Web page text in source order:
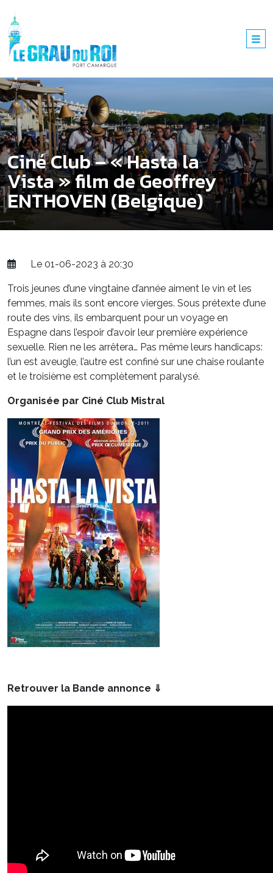
Ciné Club – « Hasta la
Vista » film de Geoffrey
ENTHOVEN (Belgique)
Le 01-06-2023 à 20:30
Trois jeunes d’une vingtaine d’année aiment le vin et les
femmes, mais ils sont encore vierges. Sous prétexte d’une
route des vins, ils embarquent pour un voyage en
Espagne dans l’espoir d’avoir leur première expérience
sexuelle. Rien ne les arrêtera… Pas même leurs handicaps:
l’un est aveugle, l’autre est confiné sur une chaise roulante
et le troisième est complètement paralysé.
Organisée par Ciné Club Mistral
Retrouver la Bande annonce ⇓